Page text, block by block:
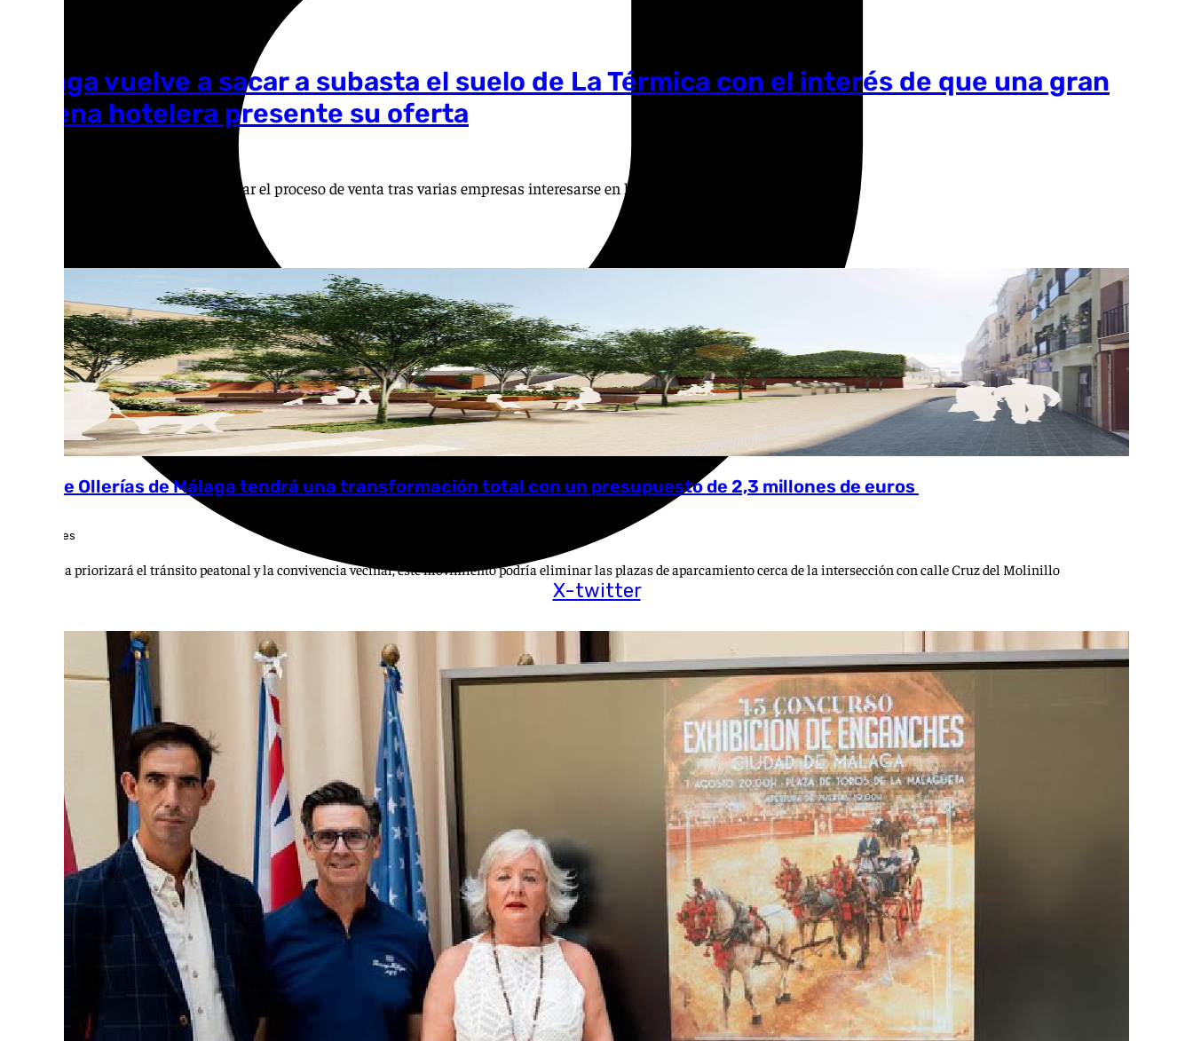
X-twitter
Málaga vuelve a sacar a subasta el suelo de La Térmica con el interés de que una gran
cadena hotelera presente su oferta
El Ayuntamiento ha vuelto a reactivar el proceso de venta tras varias empresas interesarse en la parcela
La calle Ollerías de Málaga tendrá una transformación total con un presupuesto de 2,3 millones de euros
Laura Flores
La reforma priorizará el tránsito peatonal y la convivencia vecinal, este movimiento podría eliminar las plazas de aparcamiento cerca de la intersección con calle Cruz del Molinillo